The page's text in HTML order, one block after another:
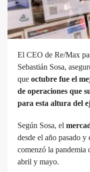
El CEO de Re/Max
Sebastián Sosa,
que octubre fue el
de operaciones que
para esta altura del
Según Sosa, el
desde el año pasado y
comenzó la pandemia
abril y mayo.